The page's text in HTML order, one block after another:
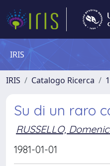
IRIS
IRIS Catalogo Ricerca
Su di un raro
RUSSELLO,
1981-01-01